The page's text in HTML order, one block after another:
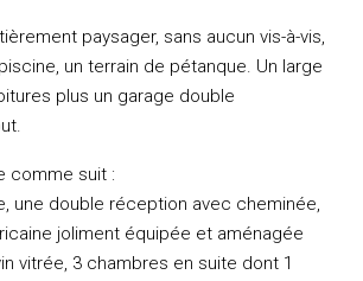
paysager, sans aucun vis-à-vis,
un terrain de pétanque. Un large
plus un garage double
comme suit :
une double réception avec cheminée,
joliment équipée et aménagée
vitrée, 3 chambres en suite dont 1